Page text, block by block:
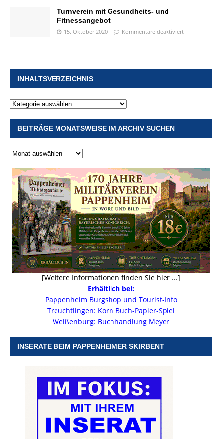
Turnverein mit Gesundheits- und
Fitnessangebot
15. Oktober 2020 Kommentare deaktiviert
INHALTSVERZEICHNIS
BEITRÄGE MONATSWEISE IM ARCHIV SUCHEN
[Weitere Informationen finden Sie hier ...]
Erhältlich bei:
Pappenheim Burgshop und Tourist-Info
Treuchtlingen: Korn Buch-Papier-Spiel
Weißenburg: Buchhandlung Meyer
INSERATE BEIM PAPPENHEIMER SKIRBENT